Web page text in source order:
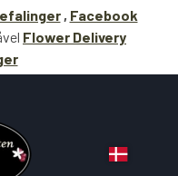
, Facebook
Flower Delivery